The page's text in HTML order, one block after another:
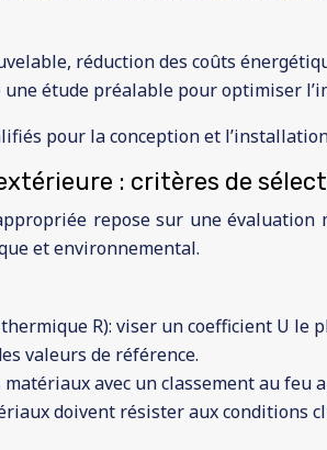
réduction des coûts
étude préalable pour optimiser
pour la conception et
: critères de
repose sur une
et environnemental.
R): viser un coefficient U
valeurs de référence.
avec un classement au
doivent résister aux conditions